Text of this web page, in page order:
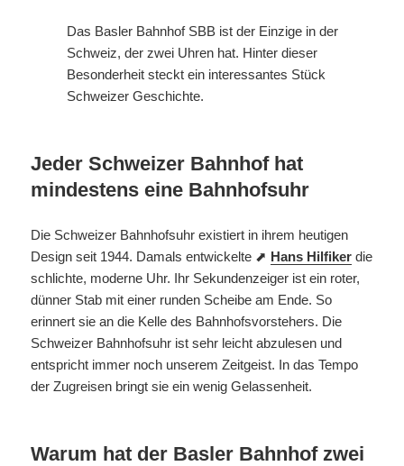
Das Basler Bahnhof SBB ist der Einzige in der
Schweiz, der zwei Uhren hat. Hinter dieser
Besonderheit steckt ein interessantes Stück
Schweizer Geschichte.
Jeder Schweizer Bahnhof hat
mindestens eine Bahnhofsuhr
Die Schweizer Bahnhofsuhr existiert in ihrem heutigen
Design seit 1944. Damals entwickelte ⬈ Hans Hilfiker die
schlichte, moderne Uhr. Ihr Sekundenzeiger ist ein roter,
dünner Stab mit einer runden Scheibe am Ende. So
erinnert sie an die Kelle des Bahnhofsvorstehers. Die
Schweizer Bahnhofsuhr ist sehr leicht abzulesen und
entspricht immer noch unserem Zeitgeist. In das Tempo
der Zugreisen bringt sie ein wenig Gelassenheit.
Warum hat der Basler Bahnhof zwei